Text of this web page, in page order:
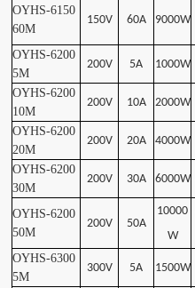
OYHS-6150
60M
150V 60A 9000W
OYHS-6200
5M
200V 5A 1000W
OYHS-6200
10M
200V 10A 2000W
OYHS-6200
20M
200V 20A 4000W
OYHS-6200
30M
200V 30A 6000W
OYHS-6200
50M
200V 50A
10000
W
OYHS-6300
5M
300V 5A 1500W